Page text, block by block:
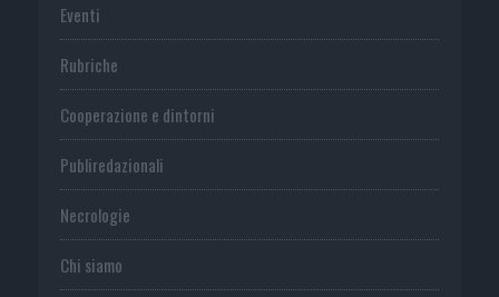
Eventi
Rubriche
Cooperazione e dintorni
Publiredazionali
Necrologie
Chi siamo